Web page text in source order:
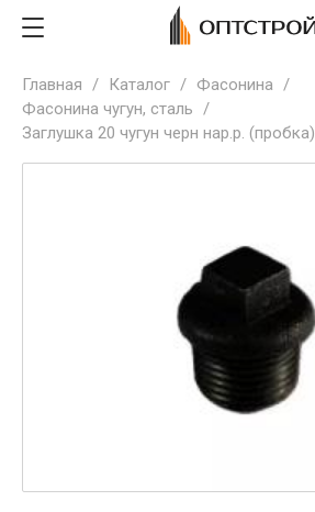
Главная / Каталог / Фасонина /
Фасонина чугун, сталь /
Заглушка 20 чугун черн нар.р. (пробка)